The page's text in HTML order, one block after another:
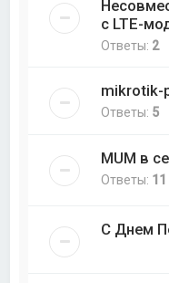
с LTE-
Ответы: 2
mikrotik-
Ответы: 5
MUM в
Ответы: 11
С Днем